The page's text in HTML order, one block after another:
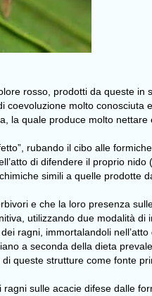
rosso, prodotti da queste
coevoluzione molto
la quale produce molto
rubando il cibo alle
di difendere il proprio
simili a quelle prodotte
e che la loro presenza
utilizzando due modalità
ragni, immortalandoli
a seconda della dieta
queste strutture come fonte
sulle acacie difese dalle